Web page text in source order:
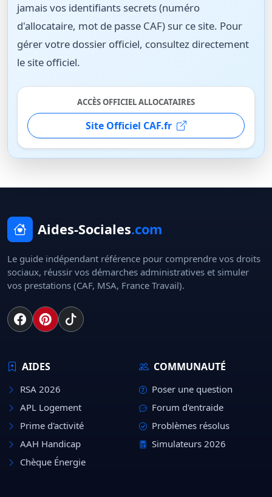
jamais vos identifiants secrets (numéro
d'allocataire, mot de passe CAF) sur ce site. Pour
gérer votre dossier officiel, consultez directement
le site officiel.
ACCÈS OFFICIEL ALLOCATAIRES
Site Officiel CAF.fr
Aides-Sociales.com
Le guide indépendant référence pour comprendre vos droits
sociaux, réussir vos démarches administratives et simuler
vos prestations (CAF, MSA, France Travail).
AIDES
RSA 2026
APL Logement
Prime d'activité
AAH Handicap
Chèque Énergie
COMMUNAUTÉ
Poser une question
Forum d'entraide
Problèmes résolus
Simulateurs 2026